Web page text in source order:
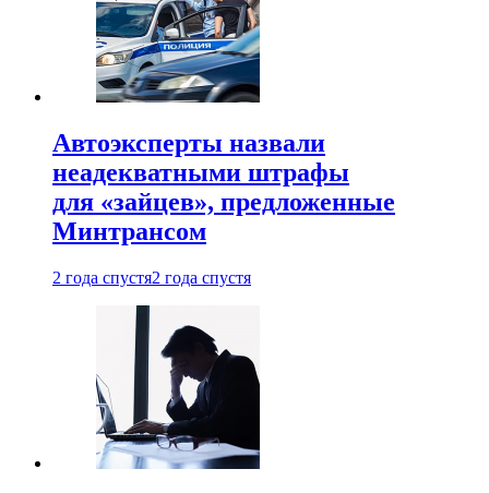
Автоэксперты назвали
неадекватными штрафы
для «зайцев», предложенные
Минтрансом
2 года спустя2 года спустя